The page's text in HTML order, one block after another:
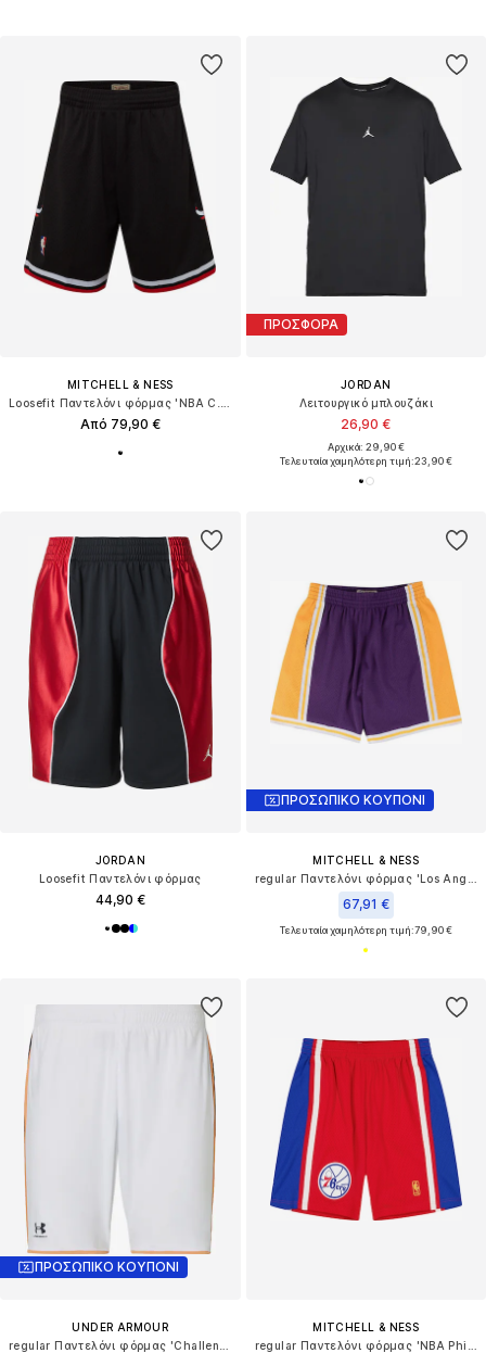
MITCHELL & NESS
Από 79,90 €
ΠΡΟΣΦΟΡΑ
JORDAN
Λειτουργικό μπλουζάκι
26,90 €
Αρχικά: 29,90 €
Τελευταία χαμηλότερη τιμή:23,90 €
JORDAN
Loosefit Παντελόνι φόρμας
44,90 €
ΠΡΟΣΩΠΙΚΟ ΚΟΥΠΟΝΙ
MITCHELL & NESS
67,91 €
Τελευταία χαμηλότερη τιμή:79,90 €
ΠΡΟΣΩΠΙΚΟ ΚΟΥΠΟΝΙ
UNDER ARMOUR
MITCHELL & NESS